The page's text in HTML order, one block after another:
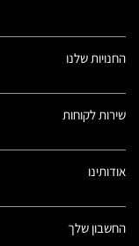
החנויות שלנו
שירות לקוחות
אודותינו
החשבון שלך